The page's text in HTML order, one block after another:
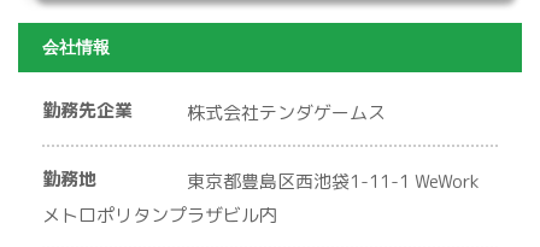
会社情報
勤務先企業 株式会社テンダゲームス
勤務地
東京都豊島区西池袋1-11-1 WeWork
メトロポリタンプラザビル内